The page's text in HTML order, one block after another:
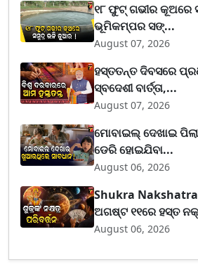
୧୮ ଫୁଟ୍ ଗଭୀର
ଭୂମିକମ୍ପର ସଙ୍...
August 07, 2026
ହସ୍ତତନ୍ତ ଦିବସରେ
ସ୍ବଦେଶୀ ବାର୍ତ୍ତା,...
August 07, 2026
ମୋବାଇଲ୍ ଦେଖାଇ
ଡେରି ହୋଇଯିବା...
August 06, 2026
Shukra
ଅଗଷ୍ଟ ୧୧ରେ ହସ୍ତ
August 06, 2026